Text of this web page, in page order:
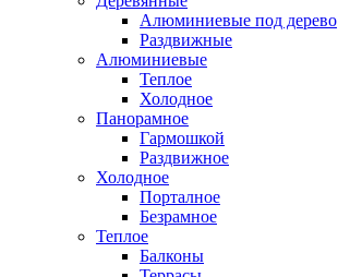
Алюминиевые под дерево
Раздвижные
Алюминиевые
Теплое
Холодное
Панорамное
Гармошкой
Раздвижное
Холодное
Порталное
Безрамное
Теплое
Балконы